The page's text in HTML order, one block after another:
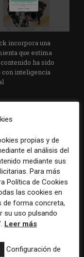
incorpora una
que estima
ha sido
con inteligencia
alerta del
de los
sobre los
y las plataformas
propias y de
el análisis del
mediante sus
Para más
Política de Cookies
las cookies en
de forma concreta,
su uso pulsando
Leer más
Configuración de